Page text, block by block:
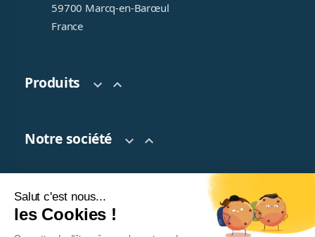
59700 Marcq-en-Barœul
France
Produits  
Notre société  
Votre compte
Salut c'est nous...
les Cookies !